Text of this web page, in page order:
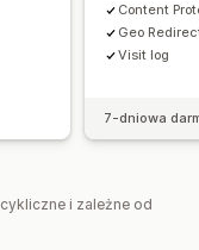
Content
Geo
Visit log
7-dniowa
i zależne od